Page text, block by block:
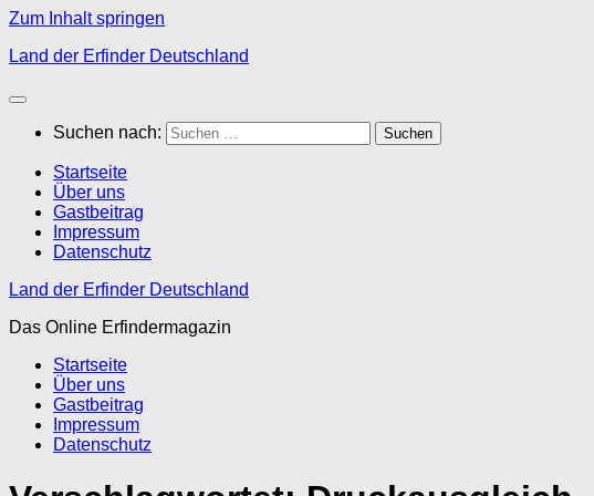
Zum Inhalt springen
Land der Erfinder Deutschland
Suchen nach:
Startseite
Über uns
Gastbeitrag
Impressum
Datenschutz
Land der Erfinder Deutschland
Das Online Erfindermagazin
Startseite
Über uns
Gastbeitrag
Impressum
Datenschutz